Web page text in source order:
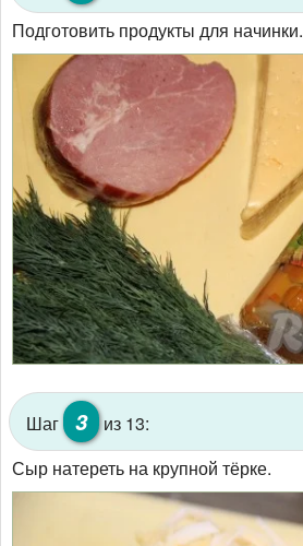
Подготовить продукты для начинки.
Шаг 3
из 13:
Сыр натереть на крупной тёрке.